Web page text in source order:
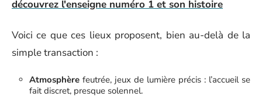
découvrez l'enseigne numéro 1 et son histoire
Voici ce que ces lieux proposent, bien au-delà de la
simple transaction :
Atmosphère feutrée, jeux de lumière précis : l’accueil se
fait discret, presque solennel.